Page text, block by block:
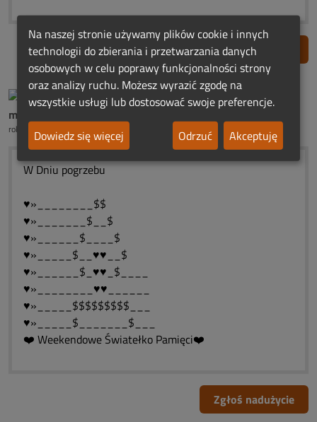
Zgłoś nadużycie
mama śp.Roberta Ch.
rok temu
W Dniu pogrzebu
♥»________$$
♥»_______$__$
♥»______$____$
♥»_____$__♥♥__$
♥»______$_♥♥_$____
♥»________♥♥______
♥»_____$$$$$$$$$___
♥»_____$_______$___
❤️ Weekendowe Światełko Pamięci❤️
Zgłoś nadużycie
Na naszej stronie używamy plików cookie i innych
technologii do zbierania i przetwarzania danych
osobowych w celu poprawy funkcjonalności strony
oraz analizy ruchu. Możesz wyrazić zgodę na
wszystkie usługi lub dostosować swoje preferencje.
Dowiedz się więcej
Odrzuć Akceptuję